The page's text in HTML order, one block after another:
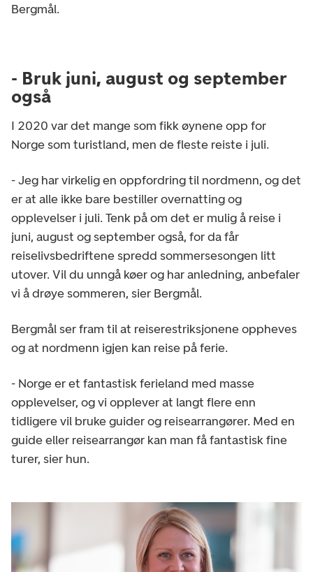
Bergmål.
- Bruk juni, august og september
også
I 2020 var det mange som fikk øynene opp for
Norge som turistland, men de fleste reiste i juli.
- Jeg har virkelig en oppfordring til nordmenn, og det
er at alle ikke bare bestiller overnatting og
opplevelser i juli. Tenk på om det er mulig å reise i
juni, august og september også, for da får
reiselivsbedriftene spredd sommersesongen litt
utover. Vil du unngå køer og har anledning, anbefaler
vi å drøye sommeren, sier Bergmål.
Bergmål ser fram til at reiserestriksjonene oppheves
og at nordmenn igjen kan reise på ferie.
- Norge er et fantastisk ferieland med masse
opplevelser, og vi opplever at langt flere enn
tidligere vil bruke guider og reisearrangører. Med en
guide eller reisearrangør kan man få fantastisk fine
turer, sier hun.